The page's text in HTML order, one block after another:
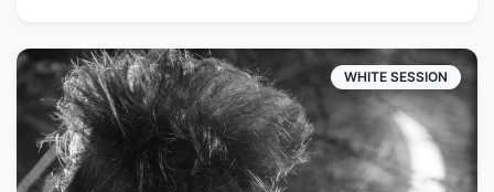
WHITE SESSION